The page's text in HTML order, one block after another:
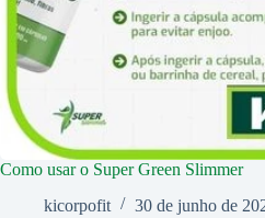
Como usar o Super Green Slimmer
kicorpofit
30 de junho de